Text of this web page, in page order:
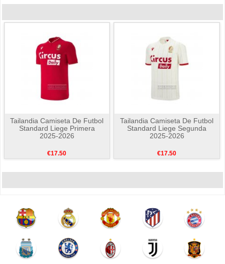
Tailandia Camiseta De Futbol
Standard Liege Primera
2025-2026
€17.50
Tailandia Camiseta De Futbol
Standard Liege Segunda
2025-2026
€17.50